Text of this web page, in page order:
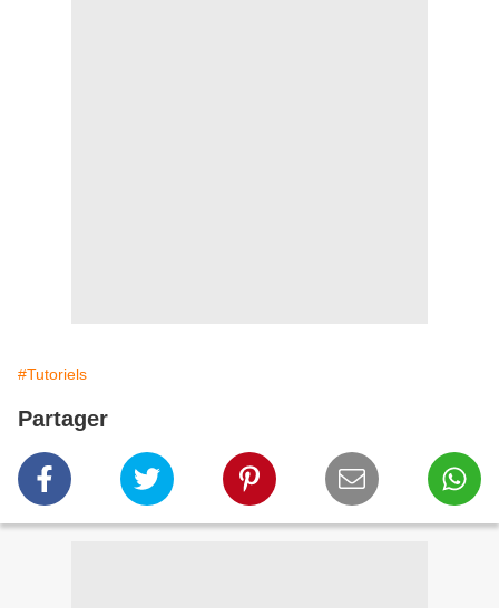
#Tutoriels
Partager